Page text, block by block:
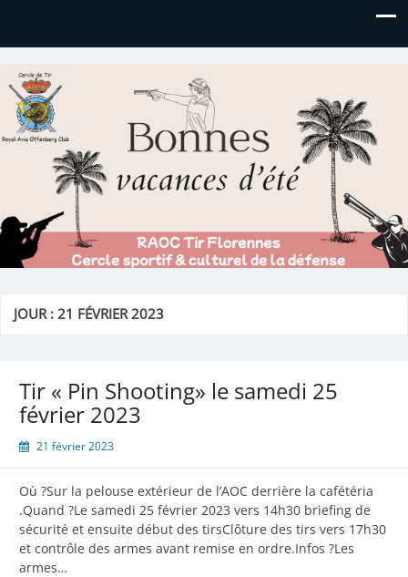
Royal AOC Florennes
Section TIR de l'AVIA
JOUR :21 FÉVRIER 2023
Tir « Pin Shooting» le samedi 25
février 2023
21 février 2023
Où ?Sur la pelouse extérieur de l’AOC derrière la cafétéria
.Quand ?Le samedi 25 février 2023 vers 14h30 briefing de
sécurité et ensuite début des tirsClôture des tirs vers 17h30
et contrôle des armes avant remise en ordre.Infos ?Les
armes…